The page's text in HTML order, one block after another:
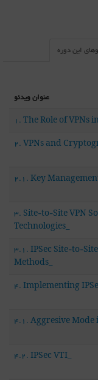
این دوره
عنوان ویدئو
1. The Role of
2. VPNs and
2.1. Key
3. Site-to-Site VPN
Technologies_
3.1. IPSec Site-to-
Methods_
4. Implementing
4.1. Aggresive
4.2. IPSec VTI_